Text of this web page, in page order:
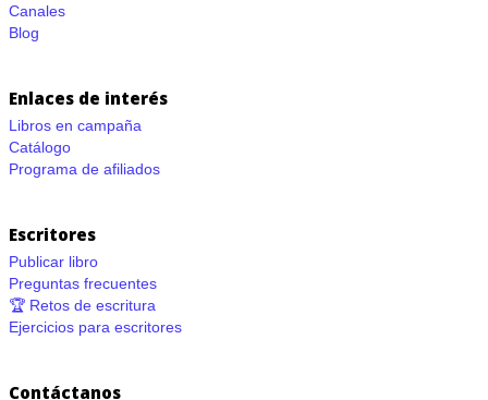
Canales
Blog
Enlaces de interés
Libros en campaña
Catálogo
Programa de afiliados
Escritores
Publicar libro
Preguntas frecuentes
🏆 Retos de escritura
Ejercicios para escritores
Contáctanos